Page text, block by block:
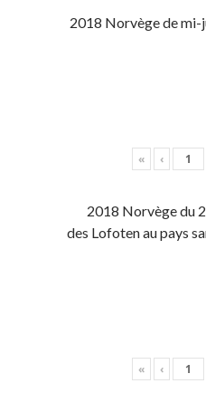
2018 Norvège de
« ‹
2018 Norvège du
des Lofoten au pays
« ‹